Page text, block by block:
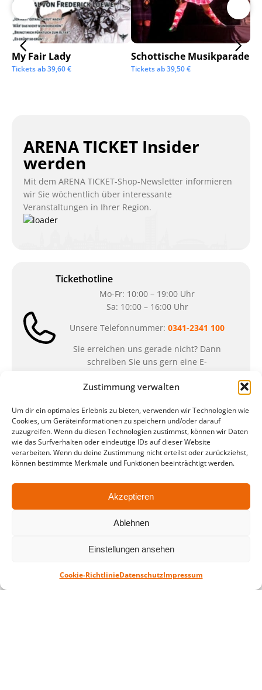
Zustimmung verwalten
Um dir ein optimales Erlebnis zu bieten, verwenden wir Technologien wie
Cookies, um Geräteinformationen zu speichern und/oder darauf
zuzugreifen. Wenn du diesen Technologien zustimmst, können wir Daten
wie das Surfverhalten oder eindeutige IDs auf dieser Website
verarbeiten. Wenn du deine Zustimmung nicht erteilst oder zurückziehst,
können bestimmte Merkmale und Funktionen beeinträchtigt werden.
Akzeptieren
Ablehnen
Einstellungen ansehen
Cookie-RichtlinieDatenschutzImpressum
My Fair Lady
Tickets ab39,60€
Schottische Musikparade
Tickets ab39,50€
ARENA TICKET Insider
werden
Mit dem ARENA TICKET-Shop-Newsletter informieren
wir Sie wöchentlich über interessante
Veranstaltungen in Ihrer Region.
Tickethotline
Mo-Fr: 10:00 – 19:00 Uhr
Sa: 10:00 – 16:00 Uhr
Unsere Telefonnummer: 0341-2341 100
Sie erreichen uns gerade nicht? Dann
schreiben Sie uns gern eine E-
Kassenöffnungszeiten
unsere Sonderöffnungszeiten im Sommer:
in der Zeit vom 06.07. – 07.08.2026
Montag – Freitag: 10-18 Uhr Samstag:
Am Sportforum 2, 04105 Leipzig
Sie erreichen uns mit dem Öffentlichen